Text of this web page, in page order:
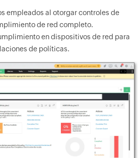
empleados al otorgar controles de
de red completo.
en dispositivos de red para
de políticas.